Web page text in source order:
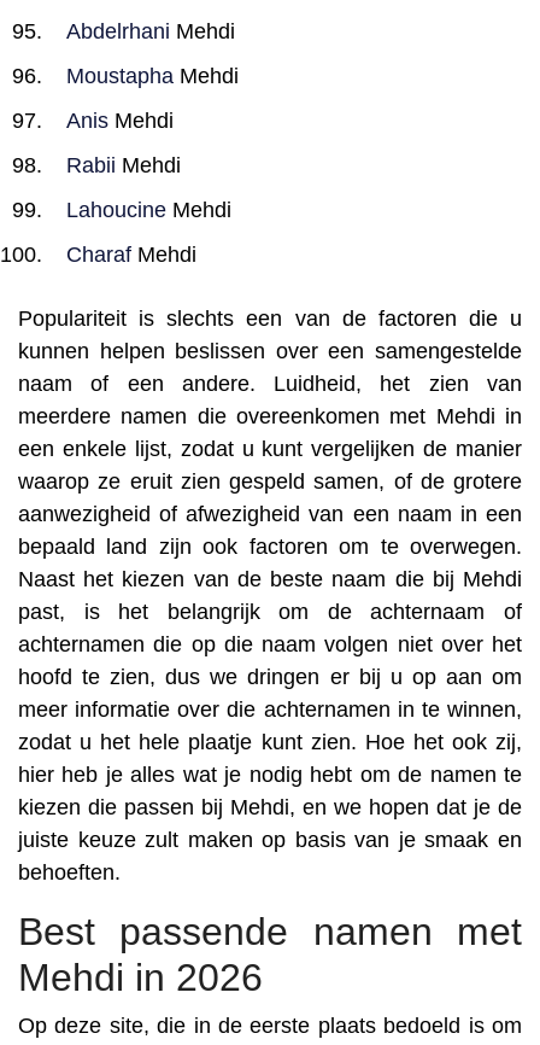
Abdelrhani Mehdi
Moustapha Mehdi
Anis Mehdi
Rabii Mehdi
Lahoucine Mehdi
Charaf Mehdi
Populariteit is slechts een van de factoren die u
kunnen helpen beslissen over een samengestelde
naam of een andere. Luidheid, het zien van
meerdere namen die overeenkomen met Mehdi in
een enkele lijst, zodat u kunt vergelijken de manier
waarop ze eruit zien gespeld samen, of de grotere
aanwezigheid of afwezigheid van een naam in een
bepaald land zijn ook factoren om te overwegen.
Naast het kiezen van de beste naam die bij Mehdi
past, is het belangrijk om de achternaam of
achternamen die op die naam volgen niet over het
hoofd te zien, dus we dringen er bij u op aan om
meer informatie over die achternamen in te winnen,
zodat u het hele plaatje kunt zien. Hoe het ook zij,
hier heb je alles wat je nodig hebt om de namen te
kiezen die passen bij Mehdi, en we hopen dat je de
juiste keuze zult maken op basis van je smaak en
behoeften.
Best passende namen met
Mehdi in 2026
Op deze site, die in de eerste plaats bedoeld is om